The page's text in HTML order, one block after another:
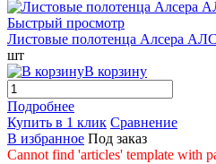
Быстрый просмотр
Листовые полотенца Алсера
шт
В корзину
Подробнее
Купить в 1 клик Сравнение
В избранное Под заказ
Cannot find 'articles' template with